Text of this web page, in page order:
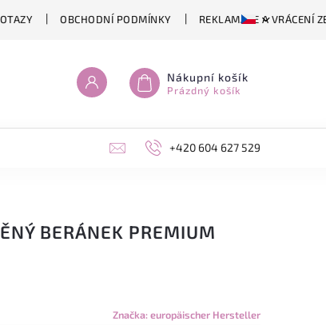
OBCHODNÍ PODMÍNKY REKLAMACE A VRÁCENÍ
Nákupní košík
Prázdný košík
+420 604 627 529
BERÁNEK PREMIUM
Značka:europäischer Hersteller